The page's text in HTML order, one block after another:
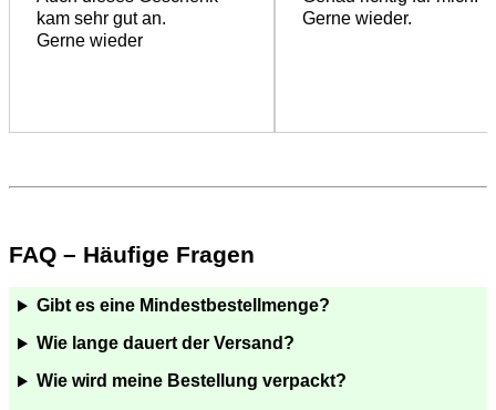
kam sehr gut an.
Gerne wieder
Gerne wieder.
FAQ – Häufige Fragen
Gibt es eine Mindestbestellmenge?
Wie lange dauert der Versand?
Wie wird meine Bestellung verpackt?